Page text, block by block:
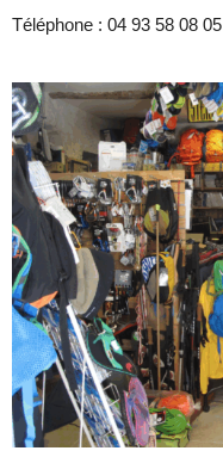
Téléphone : 04 93 58 08 05